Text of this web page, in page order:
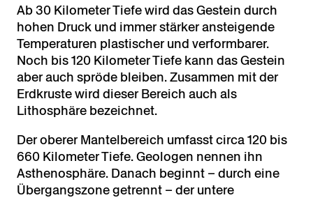
Ab 30 Kilometer Tiefe wird das Gestein durch
hohen Druck und immer stärker ansteigende
Temperaturen plastischer und verformbarer.
Noch bis 120 Kilometer Tiefe kann das Gestein
aber auch spröde bleiben. Zusammen mit der
Erdkruste wird dieser Bereich auch als
Lithosphäre bezeichnet.
Der oberer Mantelbereich umfasst circa 120 bis
660 Kilometer Tiefe. Geologen nennen ihn
Asthenosphäre. Danach beginnt – durch eine
Übergangszone getrennt – der untere